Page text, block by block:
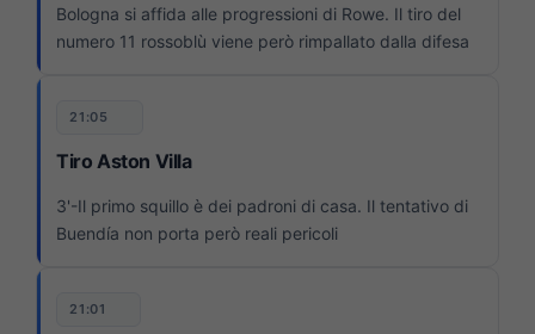
Bologna si affida alle progressioni di Rowe. Il tiro del
numero 11 rossoblù viene però rimpallato dalla difesa
21:05
Tiro Aston Villa
3'-Il primo squillo è dei padroni di casa. Il tentativo di
Buendía non porta però reali pericoli
21:01